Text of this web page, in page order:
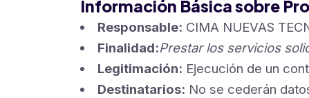
Información Básica sobre
Responsable: CIMA NUEVAS
Finalidad:Prestar los servicios
Legitimación: Ejecución de un
Destinatarios: No se cederán